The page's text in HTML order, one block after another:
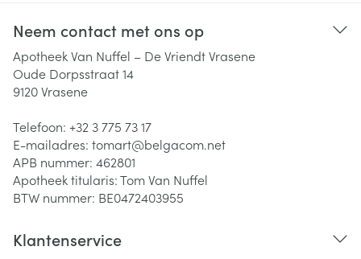
Neem contact met ons op
Apotheek Van Nuffel – De Vriendt Vrasene
Oude Dorpsstraat 14
9120Vrasene
Telefoon: +32 3 775 73 17
E-mailadres: tomart@belgacom.net
APB nummer: 462801
Apotheek titularis:Tom Van Nuffel
BTW nummer: BE0472403955
Klantenservice